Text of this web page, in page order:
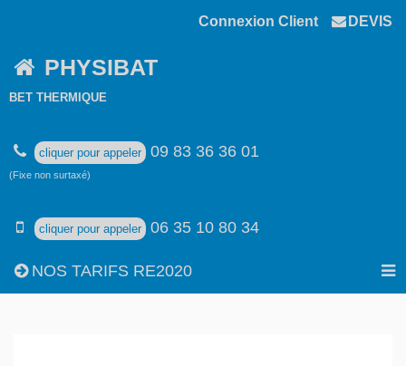
Connexion Client DEVIS
PHYSIBAT
BET THERMIQUE
cliquer pour appeler 09 83 36 36 01
(Fixe non surtaxé)
cliquer pour appeler 06 35 10 80 34
NOS TARIFS RE2020